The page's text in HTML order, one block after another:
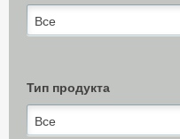
Все
Тип продукта
Все